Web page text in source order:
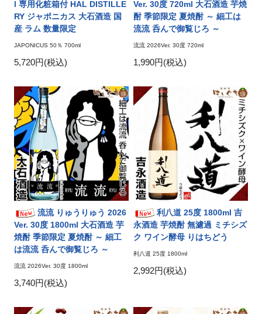
l 専用化粧箱付 HAL DISTILLE
RY ジャポニカス 大石酒造 国
産 ラム 数量限定
JAPONICUS 50％ 700ml
5,720円(税込)
Ver. 30度 720ml 大石酒造 芋焼
酎 季節限定 夏焼酎 ～ 細工は
流流 呑んで御覧じろ ～
流流 2026Ver. 30度 720ml
1,990円(税込)
流流 りゅうりゅう 2026
Ver. 30度 1800ml 大石酒造 芋
焼酎 季節限定 夏焼酎 ～ 細工
は流流 呑んで御覧じろ ～
流流 2026Ver. 30度 1800ml
3,740円(税込)
利八道 25度 1800ml 吉
永酒造 芋焼酎 無濾過 ミチシズ
ク ワイン酵母 りはちどう
利八道 25度 1800ml
2,992円(税込)